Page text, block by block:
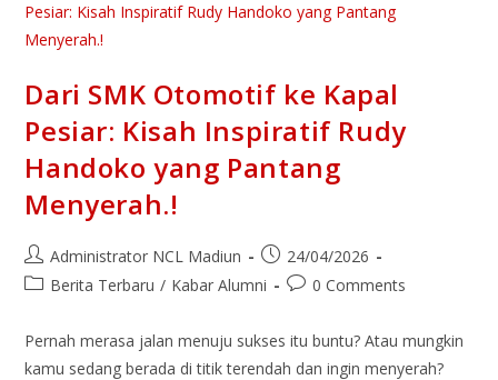
Dari SMK Otomotif ke Kapal
Pesiar: Kisah Inspiratif Rudy
Handoko yang Pantang
Menyerah.!
Administrator NCL Madiun
24/04/2026
Berita Terbaru / Kabar Alumni 0 Comments
Pernah merasa jalan menuju sukses itu buntu? Atau mungkin
kamu sedang berada di titik terendah dan ingin menyerah?